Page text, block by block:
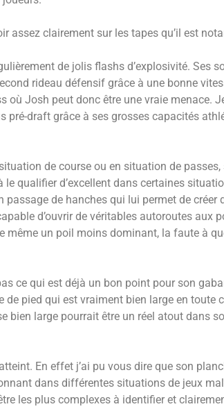
assez clairement sur les tapes qu’il est
de jolis flashs d’explosivité. Ses
rideau défensif grâce à une bonne
où Josh peut donc être une vraie menace.
draft grâce à ses grosses capacités
de course ou en situation de
qualifier d’excellent dans certaines
de hanches qui lui permet de créer
d’ouvrir de véritables autoroutes aux
même un poil moins dominant, la faute à
ce qui est déjà un bon point pour son
pied qui est vraiment bien large en toute
bien large pourrait être un réel atout dans
En effet j’ai pu vous dire que son
dans différentes situations de jeux
les plus complexes à identifier et